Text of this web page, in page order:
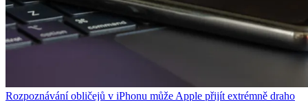
Rozpoznávání obličejů v iPhonu může Apple přijít extrémně draho